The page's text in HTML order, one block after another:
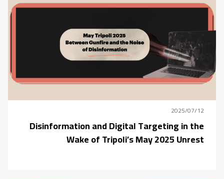
2025/07/12
Disinformation and Digital Targeting in the
Wake of Tripoli’s May 2025 Unrest